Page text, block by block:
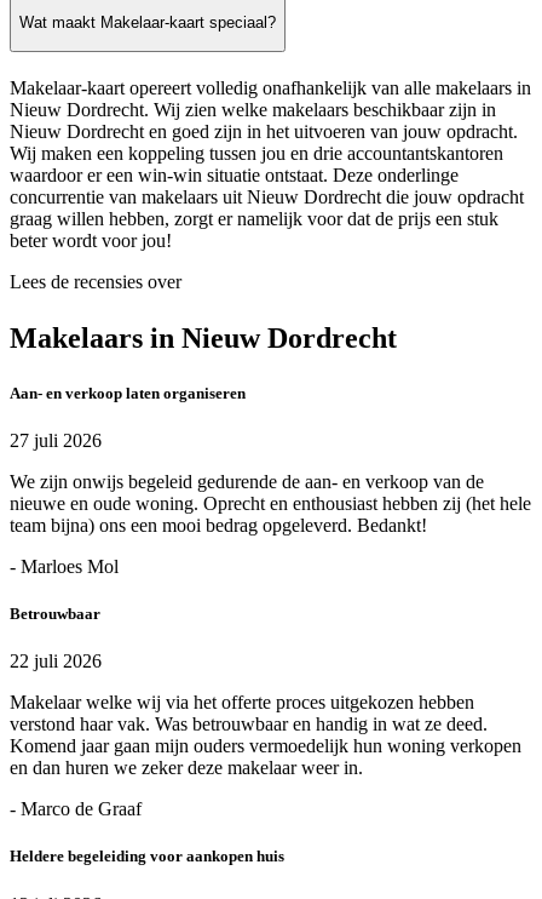
Wat maakt Makelaar-kaart speciaal?
Makelaar-kaart opereert volledig onafhankelijk van alle makelaars in
Nieuw Dordrecht. Wij zien welke makelaars beschikbaar zijn in
Nieuw Dordrecht en goed zijn in het uitvoeren van jouw opdracht.
Wij maken een koppeling tussen jou en drie accountantskantoren
waardoor er een win-win situatie ontstaat. Deze onderlinge
concurrentie van makelaars uit Nieuw Dordrecht die jouw opdracht
graag willen hebben, zorgt er namelijk voor dat de prijs een stuk
beter wordt voor jou!
Lees de recensies over
Makelaars in Nieuw Dordrecht
Aan- en verkoop laten organiseren
27 juli 2026
We zijn onwijs begeleid gedurende de aan- en verkoop van de
nieuwe en oude woning. Oprecht en enthousiast hebben zij (het hele
team bijna) ons een mooi bedrag opgeleverd. Bedankt!
- Marloes Mol
Betrouwbaar
22 juli 2026
Makelaar welke wij via het offerte proces uitgekozen hebben
verstond haar vak. Was betrouwbaar en handig in wat ze deed.
Komend jaar gaan mijn ouders vermoedelijk hun woning verkopen
en dan huren we zeker deze makelaar weer in.
- Marco de Graaf
Heldere begeleiding voor aankopen huis